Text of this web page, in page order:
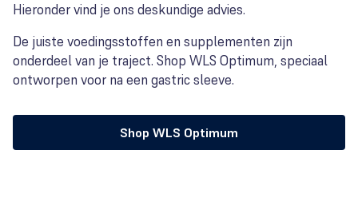
Hieronder vind je ons deskundige advies.
De juiste voedingsstoffen en supplementen zijn
onderdeel van je traject. Shop WLS Optimum, speciaal
ontworpen voor na een gastric sleeve.
Shop WLS Optimum